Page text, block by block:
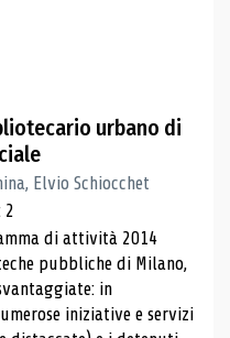
urbano di
Elvio Schiocchet
2
di attività 2014
pubbliche di Milano,
in
iniziative e servizi